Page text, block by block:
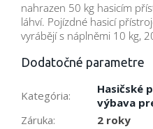
nahrazen 50 kg hasicím
láhví. Pojízdné hasicí
vyrábějí s náplněmi 10 kg,
Dodatočné parametre
Kategória:
Hasičské
výbava
Záruka:
2 roky